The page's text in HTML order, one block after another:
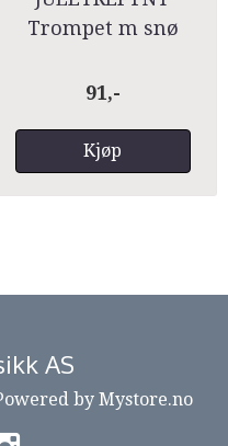
Trompet m snø
91,-
Kjøp
AS
by Mystore.no